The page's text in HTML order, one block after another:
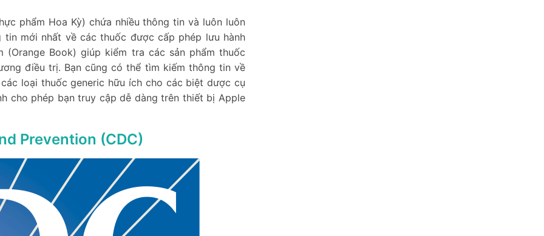
phẩm Hoa Kỳ) chứa nhiều thông tin và luôn luôn
mới nhất về các thuốc được cấp phép lưu hành
Book) giúp kiểm tra các sản phẩm thuốc
điều trị. Bạn cũng có thể tìm kiếm thông tin về
loại thuốc generic hữu ích cho các biệt dược cụ
cho phép bạn truy cập dễ dàng trên thiết bị Apple
Prevention (CDC)